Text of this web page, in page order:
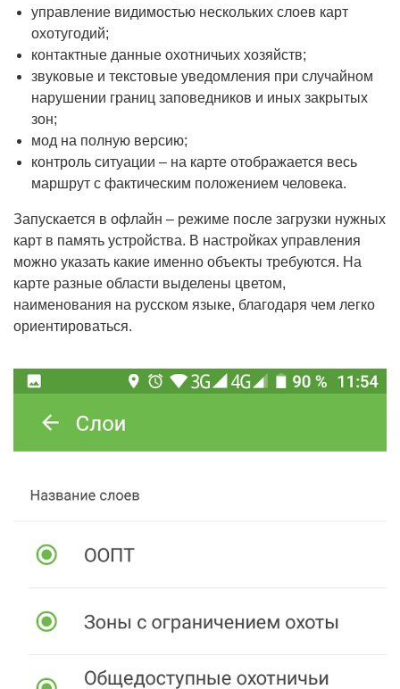
управление видимостью нескольких слоев карт
охотугодий;
контактные данные охотничьих хозяйств;
звуковые и текстовые уведомления при случайном
нарушении границ заповедников и иных закрытых
зон;
мод на полную версию;
контроль ситуации – на карте отображается весь
маршрут с фактическим положением человека.
Запускается в офлайн – режиме после загрузки нужных
карт в память устройства. В настройках управления
можно указать какие именно объекты требуются. На
карте разные области выделены цветом,
наименования на русском языке, благодаря чем легко
ориентироваться.